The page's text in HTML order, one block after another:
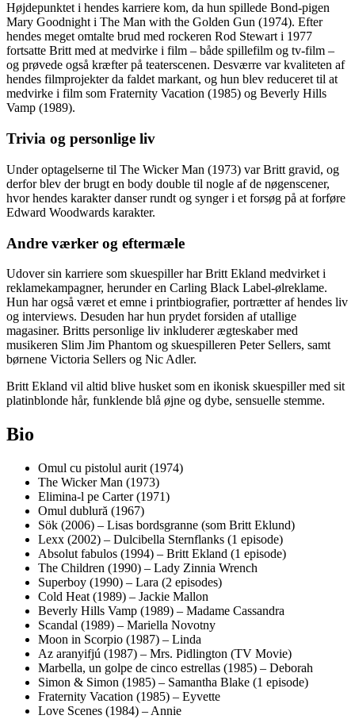
Højdepunktet i hendes karriere kom, da hun spillede Bond-pigen
Mary Goodnight i The Man with the Golden Gun (1974). Efter
hendes meget omtalte brud med rockeren Rod Stewart i 1977
fortsatte Britt med at medvirke i film – både spillefilm og tv-film –
og prøvede også kræfter på teaterscenen. Desværre var kvaliteten af
hendes filmprojekter da faldet markant, og hun blev reduceret til at
medvirke i film som Fraternity Vacation (1985) og Beverly Hills
Vamp (1989).
Trivia og personlige liv
Under optagelserne til The Wicker Man (1973) var Britt gravid, og
derfor blev der brugt en body double til nogle af de nøgenscener,
hvor hendes karakter danser rundt og synger i et forsøg på at forføre
Edward Woodwards karakter.
Andre værker og eftermæle
Udover sin karriere som skuespiller har Britt Ekland medvirket i
reklamekampagner, herunder en Carling Black Label-ølreklame.
Hun har også været et emne i printbiografier, portrætter af hendes liv
og interviews. Desuden har hun prydet forsiden af utallige
magasiner. Britts personlige liv inkluderer ægteskaber med
musikeren Slim Jim Phantom og skuespilleren Peter Sellers, samt
børnene Victoria Sellers og Nic Adler.
Britt Ekland vil altid blive husket som en ikonisk skuespiller med sit
platinblonde hår, funklende blå øjne og dybe, sensuelle stemme.
Bio
Omul cu pistolul aurit (1974)
The Wicker Man (1973)
Elimina-l pe Carter (1971)
Omul dublură (1967)
Sök (2006) – Lisas bordsgranne (som Britt Eklund)
Lexx (2002) – Dulcibella Sternflanks (1 episode)
Absolut fabulos (1994) – Britt Ekland (1 episode)
The Children (1990) – Lady Zinnia Wrench
Superboy (1990) – Lara (2 episodes)
Cold Heat (1989) – Jackie Mallon
Beverly Hills Vamp (1989) – Madame Cassandra
Scandal (1989) – Mariella Novotny
Moon in Scorpio (1987) – Linda
Az aranyifjú (1987) – Mrs. Pidlington (TV Movie)
Marbella, un golpe de cinco estrellas (1985) – Deborah
Simon & Simon (1985) – Samantha Blake (1 episode)
Fraternity Vacation (1985) – Eyvette
Love Scenes (1984) – Annie